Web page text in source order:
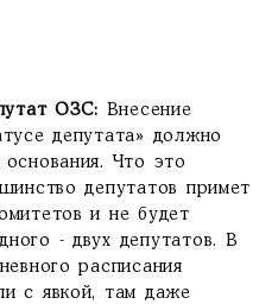
ОЗС: Внесение
депутата» должно
Что это
депутатов примет
и не будет
- двух депутатов. В
расписания
с явкой, там даже